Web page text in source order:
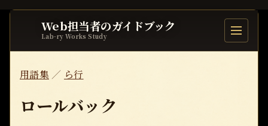
Web担当者のガイドブック
Lab-ry Works Study 目次を開
用語集／ ら行
ロールバック